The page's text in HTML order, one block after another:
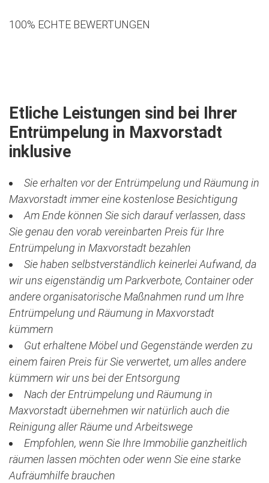
100% ECHTE BEWERTUNGEN
Etliche Leistungen sind bei Ihrer
Entrümpelung in Maxvorstadt
inklusive
Sie erhalten vor der Entrümpelung und Räumung in
Maxvorstadt immer eine kostenlose Besichtigung
Am Ende können Sie sich darauf verlassen, dass
Sie genau den vorab vereinbarten Preis für Ihre
Entrümpelung in Maxvorstadt bezahlen
Sie haben selbstverständlich keinerlei Aufwand, da
wir uns eigenständig um Parkverbote, Container oder
andere organisatorische Maßnahmen rund um Ihre
Entrümpelung und Räumung in Maxvorstadt
kümmern
Gut erhaltene Möbel und Gegenstände werden zu
einem fairen Preis für Sie verwertet, um alles andere
kümmern wir uns bei der Entsorgung
Nach der Entrümpelung und Räumung in
Maxvorstadt übernehmen wir natürlich auch die
Reinigung aller Räume und Arbeitswege
Empfohlen, wenn Sie Ihre Immobilie ganzheitlich
räumen lassen möchten oder wenn Sie eine starke
Aufräumhilfe brauchen